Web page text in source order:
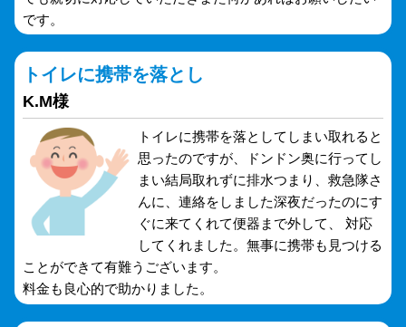
です。
トイレに携帯を落とし
K.M様
トイレに携帯を落としてしまい取れると
思ったのですが、ドンドン奥に行ってし
まい結局取れずに排水つまり、救急隊さ
んに、連絡をしました深夜だったのにす
ぐに来てくれて便器まで外して、 対応
してくれました。無事に携帯も見つける
ことができて有難うございます。
料金も良心的で助かりました。